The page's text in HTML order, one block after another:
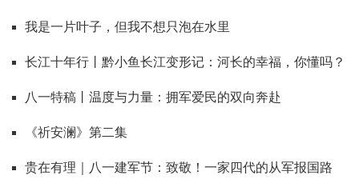
我是一片叶子，但我不想只泡在水里
长江十年行丨黔小鱼长江变形记：河长的幸福，你懂吗？
八一特稿丨温度与力量：拥军爱民的双向奔赴
《祈安澜》第二集
贵在有理｜八一建军节：致敬！一家四代的从军报国路